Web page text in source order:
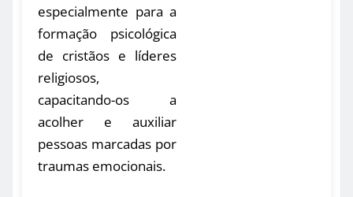
especialmente para a
formação psicológica
de cristãos e líderes
religiosos,
capacitando-os a
acolher e auxiliar
pessoas marcadas por
traumas emocionais.